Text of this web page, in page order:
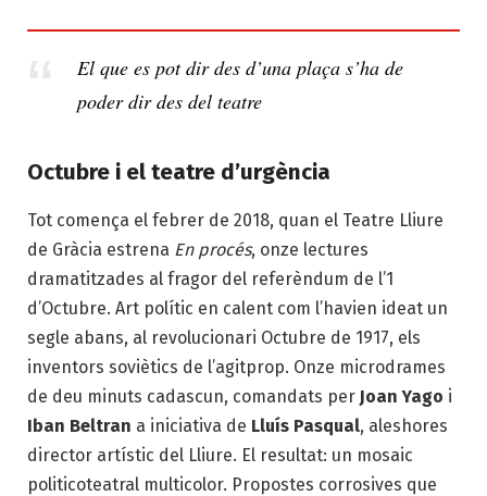
Elqueespot dir desd’unaplaça s’hade
poderdirdesdelteatre
Octubre i el teatre d’urgència
Tot comença el febrer de 2018, quan el Teatre Lliure
de Gràcia estrena En procés, onze lectures
dramatitzades al fragor del referèndum de l’1
d’Octubre. Art polític en calent com l’havien ideat un
segle abans, al revolucionari Octubre de 1917, els
inventors soviètics de l’agitprop. Onze microdrames
de deu minuts cadascun, comandats per Joan Yago i
Iban Beltran a iniciativa de Lluís Pasqual, aleshores
director artístic del Lliure. El resultat: un mosaic
politicoteatral multicolor. Propostes corrosives que